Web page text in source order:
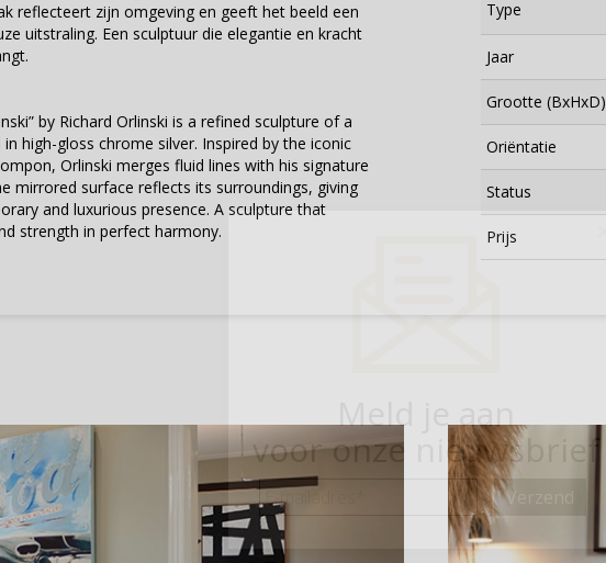
reflecteert zijn omgeving en geeft het beeld een
uitstraling. Een sculptuur die elegantie en kracht
by Richard Orlinski is a refined sculpture of a
high-gloss chrome silver. Inspired by the iconic
Orlinski merges fluid lines with his signature
mirrored surface reflects its surroundings, giving
and luxurious presence. A sculpture that
strength in perfect harmony.
Type
Jaar
Grootte (BxHxD)
Oriëntatie
Status
Prijs
Meld je aan
voor onze nieuwsbrief
E-
mailadres